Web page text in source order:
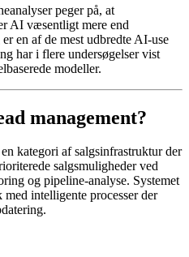
peger på, at
AI væsentligt mere end
en af de mest udbredte AI-use
har i flere undersøgelser vist
modeller.
management?
kategori af salgsinfrastruktur der
salgsmuligheder ved
og pipeline-analyse. Systemet
intelligente processer der